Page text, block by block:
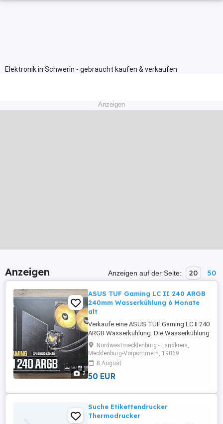
Elektronik in Schwerin - gebraucht kaufen & verkaufen
Anzeigen
Anzeigen Anzeigen auf der Seite: 20 50
2
ASUS TUF Gaming LC II 240 ARGB
240mm Wasserkühlung 6 Monate
alt
Verkaufe eine ASUS TUF Gaming LC II 240
ARGB Wasserkühlung. Die Wasserkühlung
ist ca. 6 Monate alt und befindet sich in
einem sehr guten, nahezu neuwertigen
Zustand. Sie funktioniert einwandfrei und
hat keine Beschädigungen. Technische
Daten: - ASUS TUF Gaming LC II 240
Nordwestmecklenburg - Landkreis,
Mecklenburg-Vorpommern, 19069
8 August
50 EUR
Suche Etikettendrucker
Thermodrucker